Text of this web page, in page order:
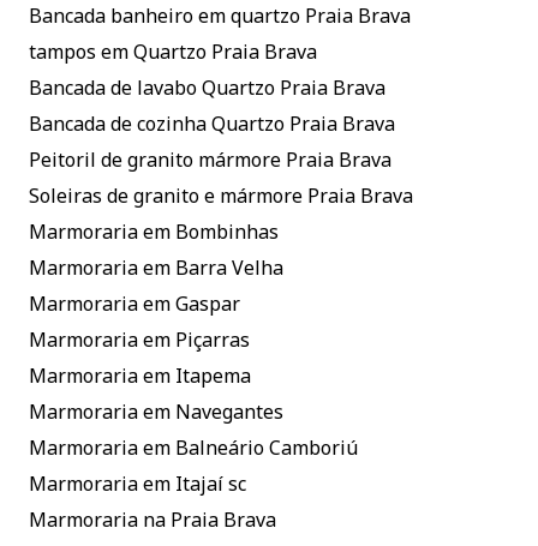
Bancada banheiro em quartzo Praia Brava
tampos em Quartzo Praia Brava
Bancada de lavabo Quartzo Praia Brava
Bancada de cozinha Quartzo Praia Brava
Peitoril de granito mármore Praia Brava
Soleiras de granito e mármore Praia Brava
Marmoraria em Bombinhas
Marmoraria em Barra Velha
Marmoraria em Gaspar
Marmoraria em Piçarras
Marmoraria em Itapema
Marmoraria em Navegantes
Marmoraria em Balneário Camboriú
Marmoraria em Itajaí sc
Marmoraria na Praia Brava